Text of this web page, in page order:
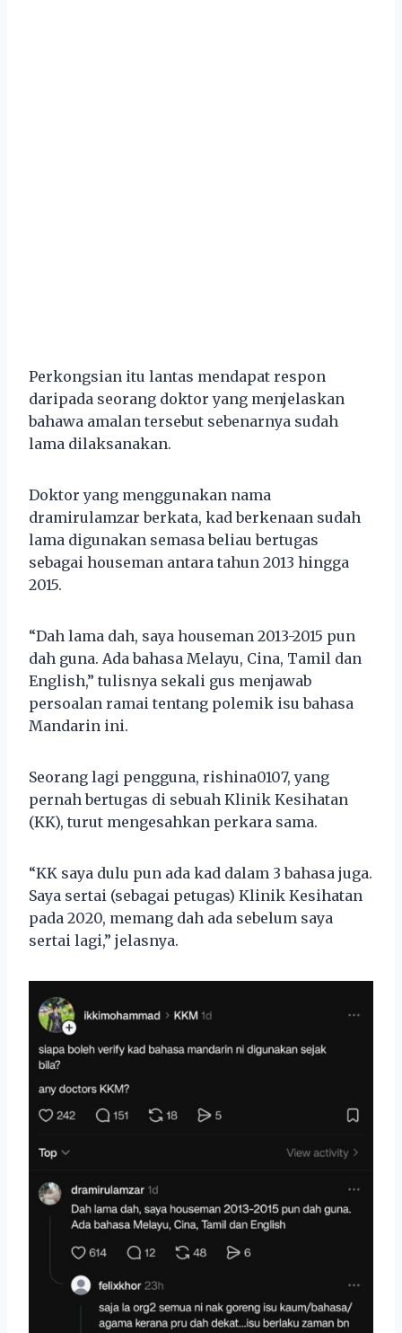
Perkongsian itu lantas mendapat respon
daripada seorang doktor yang menjelaskan
bahawa amalan tersebut sebenarnya sudah
lama dilaksanakan.
Doktor yang menggunakan nama
dramirulamzar berkata, kad berkenaan sudah
lama digunakan semasa beliau bertugas
sebagai houseman antara tahun 2013 hingga
2015.
“Dah lama dah, saya houseman 2013-2015 pun
dah guna. Ada bahasa Melayu, Cina, Tamil dan
English,” tulisnya sekali gus menjawab
persoalan ramai tentang polemik isu bahasa
Mandarin ini.
Seorang lagi pengguna, rishina0107, yang
pernah bertugas di sebuah Klinik Kesihatan
(KK), turut mengesahkan perkara sama.
“KK saya dulu pun ada kad dalam 3 bahasa juga.
Saya sertai (sebagai petugas) Klinik Kesihatan
pada 2020, memang dah ada sebelum saya
sertai lagi,” jelasnya.